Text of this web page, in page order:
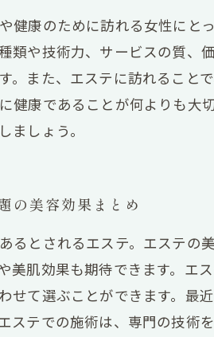
健康のために訪れる女性にと
類や技術力、サービスの質、
。また、エステに訪れること
健康であることが何よりも大
ましょう。
の美容効果まとめ
るとされるエステ。エステの
美肌効果も期待できます。エ
せて選ぶことができます。最
ステでの施術は、専門の技